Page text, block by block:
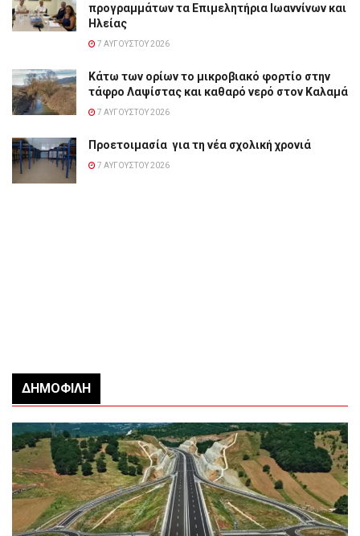
προγραμμάτων τα Επιμελητήρια Ιωαννίνων και
Ηλείας
7 ΑΥΓΟΎΣΤΟΥ 2026
Κάτω των ορίων το μικροβιακό φορτίο στην
τάφρο Λαψίστας και καθαρό νερό στον Καλαμά
7 ΑΥΓΟΎΣΤΟΥ 2026
Προετοιμασία για τη νέα σχολική χρονιά
7 ΑΥΓΟΎΣΤΟΥ 2026
ΔΗΜΟΦΙΛΉ